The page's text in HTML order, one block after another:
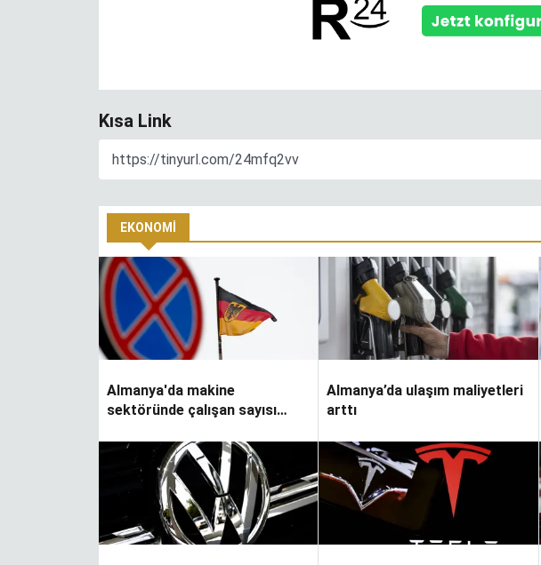
Kısa Link
EKONOMI
Almanya'da makine
sektöründe çalışan sayısı
Almanya’da ulaşım maliyetleri
arttı
Kündigung während der
veremiyorsan, ilham
ver…